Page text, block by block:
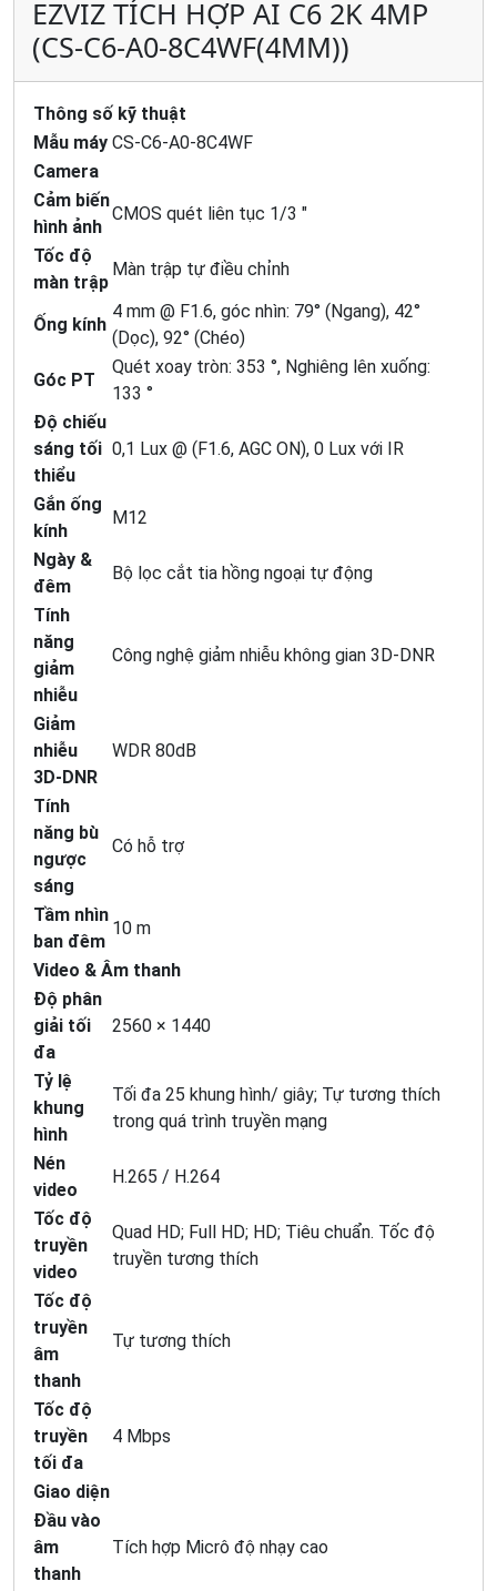
EZVIZ TÍCH HỢP AI C6 2K 4MP
(CS-C6-A0-8C4WF(4MM))
Thông số kỹ thuật
Mẫu máy CS-C6-A0-8C4WF
Camera
Cảm biến
hình ảnh
CMOS quét liên tục 1/3 "
Tốc độ
màn trập
Màn trập tự điều chỉnh
Ống kính
4 mm @ F1.6, góc nhìn: 79° (Ngang), 42°
(Dọc), 92° (Chéo)
Góc PT
Quét xoay tròn: 353 °, Nghiêng lên xuống:
133 °
Độ chiếu
sáng tối
thiểu
0,1 Lux @ (F1.6, AGC ON), 0 Lux với IR
Gắn ống
kính
M12
Ngày &
đêm
Bộ lọc cắt tia hồng ngoại tự động
Tính
năng
giảm
nhiễu
Công nghệ giảm nhiễu không gian 3D-DNR
Giảm
nhiễu
3D-DNR
WDR 80dB
Tính
năng bù
ngược
sáng
Có hỗ trợ
Tầm nhìn
ban đêm
10 m
Video & Âm thanh
Độ phân
giải tối
đa
2560 × 1440
Tỷ lệ
khung
hình
Tối đa 25 khung hình/ giây; Tự tương thích
trong quá trình truyền mạng
Nén
video
H.265 / H.264
Tốc độ
truyền
video
Quad HD; Full HD; HD; Tiêu chuẩn. Tốc độ
truyền tương thích
Tốc độ
truyền
âm
thanh
Tự tương thích
Tốc độ
truyền
tối đa
4 Mbps
Giao diện
Đầu vào
âm
thanh
Tích hợp Micrô độ nhạy cao